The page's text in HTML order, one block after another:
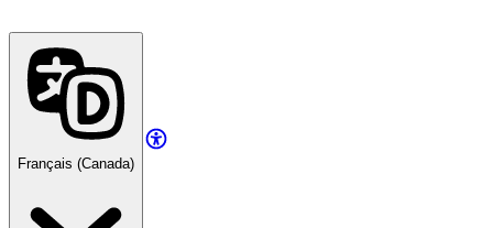
Français (Canada)